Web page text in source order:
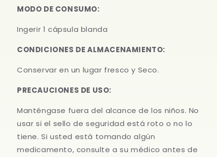
mg
mg
MODO DE CONSUMO:
Ingerir 1 cápsula blanda
CONDICIONES DE ALMACENAMIENTO:
Conservar en un lugar fresco y Seco.
PRECAUCIONES DE USO:
Manténgase fuera del alcance de los niños. No
usar si el sello de seguridad está roto o no lo
tiene. Si usted está tomando algún
medicamento, consulte a su médico antes de